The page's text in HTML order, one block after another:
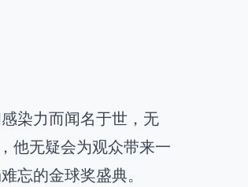
染力而闻名于世，无
他无疑会为观众带来一
忘的金球奖盛典。